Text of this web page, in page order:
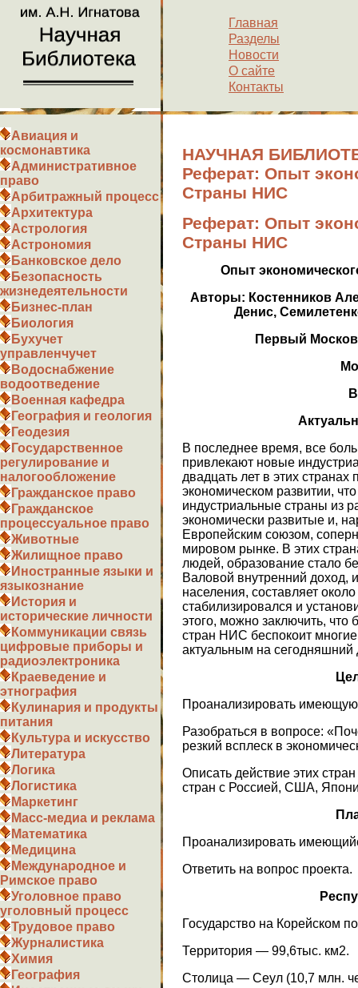
Главная
Разделы
Новости
О сайте
Контакты
Авиация и
космонавтика
Административное
право
Арбитражный процесс
Архитектура
Астрология
Астрономия
Банковское дело
Безопасность
жизнедеятельности
Бизнес-план
Биология
Бухучет
управленчучет
Водоснабжение
водоотведение
Военная кафедра
География и геология
Геодезия
Государственное
регулирование и
налогообложение
Гражданское право
Гражданское
процессуальное право
Животные
Жилищное право
Иностранные языки и
языкознание
История и
исторические личности
Коммуникации связь
цифровые приборы и
радиоэлектроника
Краеведение и
этнография
Кулинария и продукты
питания
Культура и искусство
Литература
Логика
Логистика
Маркетинг
Масс-медиа и реклама
Математика
Медицина
Международное и
Римское право
Уголовное право
уголовный процесс
Трудовое право
Журналистика
Химия
География
НАУЧНАЯ
Реферат: Опыт
Страны НИС
Реферат: Опыт
Страны НИС
Опыт
Авторы: Костенников
Денис,
Первый
В последнее время, все
привлекают новые
двадцать лет в этих
экономическом развитии,
индустриальные страны из
экономически развитые и,
Европейским союзом,
мировом рынке. В этих
людей, образование стало
Валовой внутренний доход,
населения, составляет
стабилизировался и
этого, можно заключить, что
стран НИС беспокоит
актуальным на сегодняшний
Проанализировать
Разобраться в вопросе:
резкий всплеск в
Описать действие этих
стран с Россией, США,
Проанализировать
Ответить на вопрос проекта.
Государство на Корейском
Территория — 99,6тыс. км2.
Столица — Сеул (10,7 млн.